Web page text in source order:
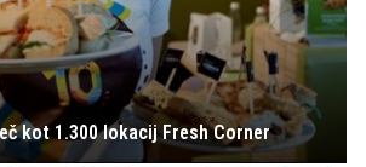
kot 1.300 lokacij Fresh Corner